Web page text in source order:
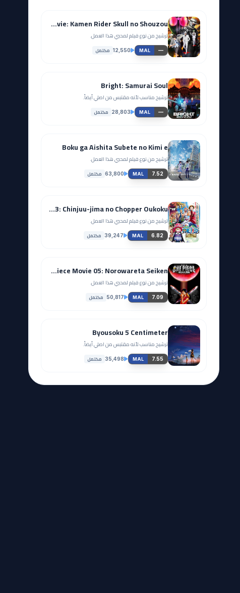
Fuuto Tantei Movie: Kamen Rider Skull no Shouzou
ترشيح من نوع فيلم لمحبي هذا العمل.
MAL —
12,550 مكتمل
Bright: Samurai Soul
ترشيح مناسب لأنه مقتبس من اصلي أيضاً.
MAL —
28,803 مكتمل
Boku ga Aishita Subete no Kimi e
ترشيح من نوع فيلم لمحبي هذا العمل.
MAL 7.52
63,800 مكتمل
One Piece Movie 03: Chinjuu-jima no Chopper Oukoku
ترشيح من نوع فيلم لمحبي هذا العمل.
MAL 6.82
39,247 مكتمل
One Piece Movie 05: Norowareta Seiken
ترشيح من نوع فيلم لمحبي هذا العمل.
MAL 7.09
50,817 مكتمل
Byousoku 5 Centimeter
ترشيح مناسب لأنه مقتبس من اصلي أيضاً.
MAL 7.55
35,498 مكتمل